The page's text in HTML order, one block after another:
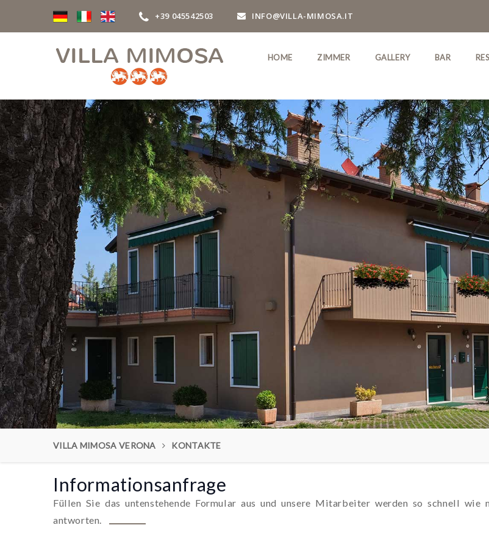
+39 045542503 INFO@VILLA-MIMOSA.IT
HOME ZIMMER GALLERY BAR
VILLA MIMOSA VERONA KONTAKTE
Informationsanfrage
Füllen Sie das untenstehende Formular aus und unsere Mitarbeiter werden so schnell wie
antworten.